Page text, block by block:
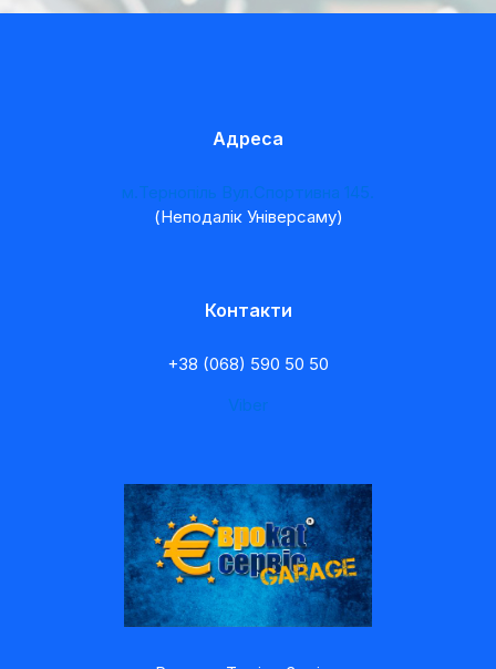
Адреса
м.Тернопіль Вул.Спортивна 145.
(Неподалік Універсаму)
Контакти
+38 (068) 590 50 50
Viber